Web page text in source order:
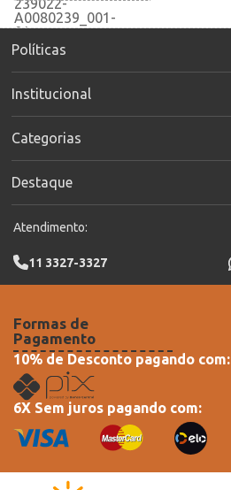
Políticas
Institucional
Categorias
Destaque
Atendimento:
11 3327-3327
Formas de
Pagamento
10% de Desconto pagando com:
6X Sem juros pagando com: